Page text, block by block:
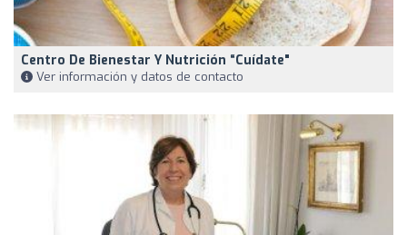
Centro De Bienestar Y Nutrición “Cuídate"
Ver información y datos de contacto